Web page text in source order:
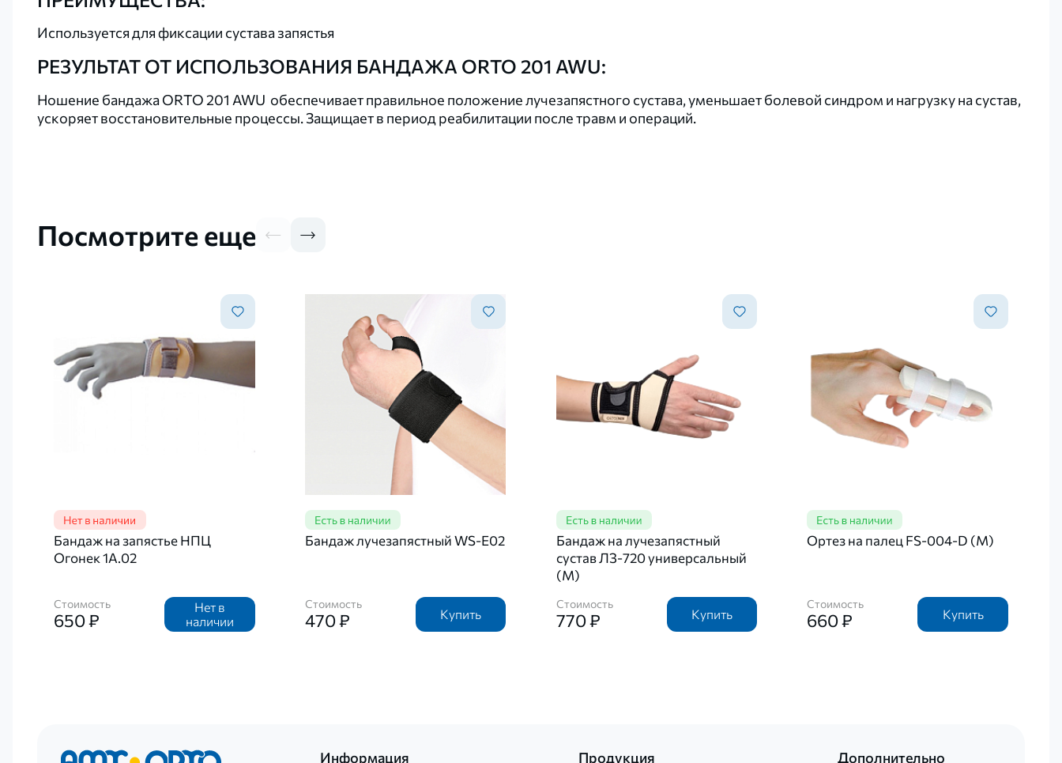
Используется для фиксации сустава запястья
РЕЗУЛЬТАТ ОТ ИСПОЛЬЗОВАНИЯ БАНДАЖА ORTO 201 AWU:
Ношение бандажа ORTO 201 AWU обеспечивает правильное положение лучезапястного сустава, уменьшает болевой синдром и нагрузку на сустав,
ускоряет восстановительные процессы. Защищает в период реабилитации после травм и операций.
Посмотрите еще
Бандаж на запястье НПЦ
Огонек 1А.02
Стоимость
650 ₽
Нет в
наличии
Бандаж лучезапястный WS-E02
Стоимость
470 ₽ Купить
Бандаж на лучезапястный
сустав ЛЗ-720 универсальный
(М)
Стоимость
770 ₽ Купить
Ортез на палец FS-004-D (М)
Стоимость
660 ₽ Купить
Информация Продукция Дополнительно